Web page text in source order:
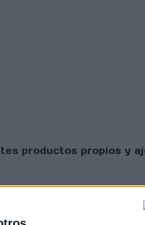
productos propios y